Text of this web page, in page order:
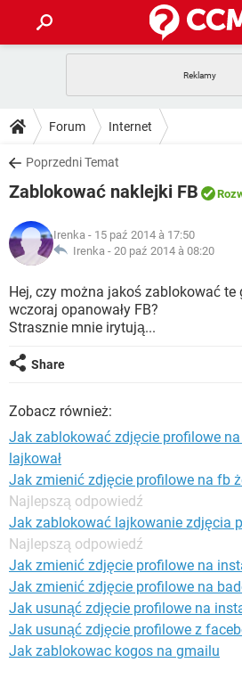
GRY
SPOTIFY
INSTAGRAM
WINDOWS 10
PORADY
PlayStation
INSTAGRAM
WINDOWS 10
DO POBRANIA
ANDROID
GRY
IOS
INSTAGRAM
WINDOWS 10
COVID-19
GRY
SPOTIFY
INSTAGRAM
WINDOWS 10
ARTYKUŁY
COVID-19
GRY
INSTAGRAM
WINDOWS 10
Forum Internet
Poprzedni Temat
Zablokować naklejki FB
Irenka - 15 paź 2014 à 17:50
Irenka - 20 paź 2014 à 08:20
Hej, czy można jakoś zablokować te
wczoraj opanowały FB?
Strasznie mnie irytują...
Share
Zobacz również:
Jak zablokować zdjęcie profilowe
lajkował
Jak zmienić zdjęcie profilowe na fb
Najlepszą odpowiedź
Jak zablokować lajkowanie zdjęcia
Najlepszą odpowiedź
Jak zmienić zdjęcie profilowe na
Jak zmienić zdjęcie profilowe na
Jak usunąć zdjęcie profilowe na
Jak usunąć zdjęcie profilowe z
Jak zablokowac kogos na gmailu